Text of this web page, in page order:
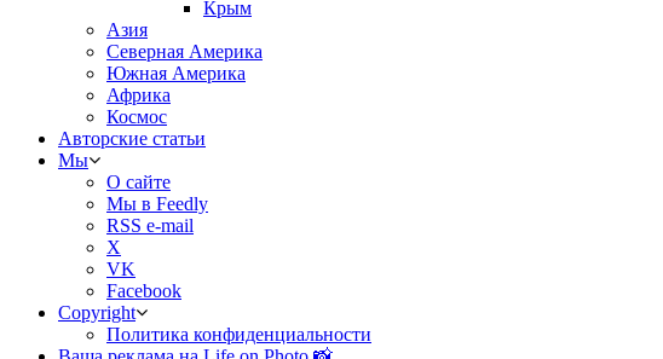
Крым
Азия
Северная Америка
Южная Америка
Африка
Космос
Авторские статьи
Мы
О сайте
Мы в Feedly
RSS e-mail
X
VK
Facebook
Copyright
Политика конфиденциальности